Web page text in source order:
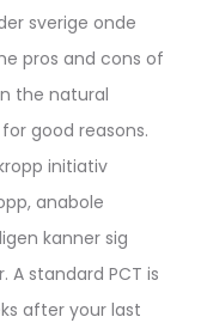
sverige onde
pros and cons of
the natural
good reasons.
initiativ
anabole
kanner sig
standard PCT is
after your last